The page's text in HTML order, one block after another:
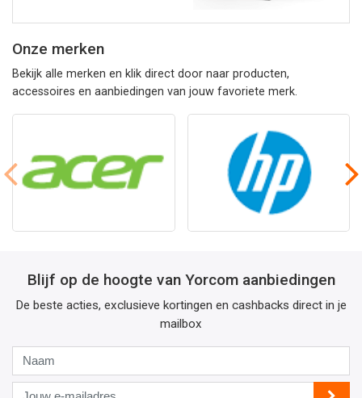
Onze merken
Bekijk alle merken en klik direct door naar producten,
accessoires en aanbiedingen van jouw favoriete merk.
Blijf op de hoogte van Yorcom aanbiedingen
De beste acties, exclusieve kortingen en cashbacks direct in je
mailbox
Jouw